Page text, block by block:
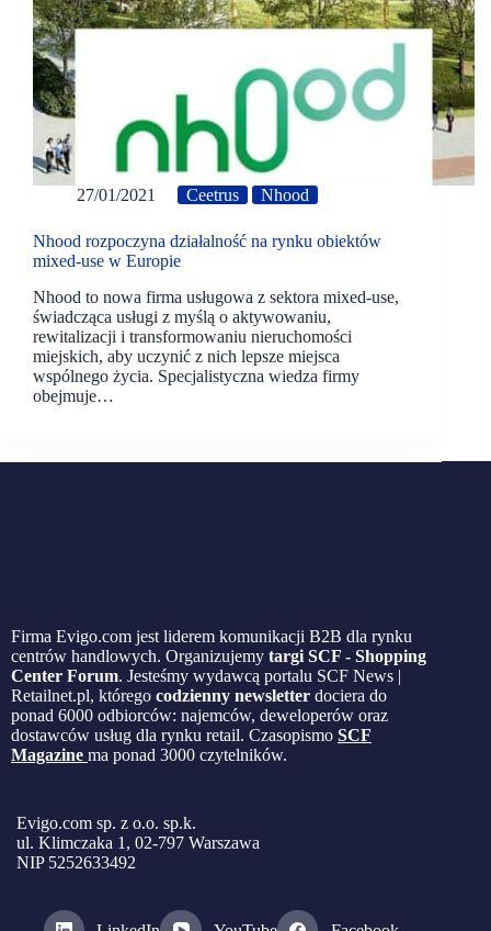
27/01/2021 Ceetrus Nhood
Nhood rozpoczyna działalność na rynku obiektów
mixed-use w Europie
Nhood to nowa firma usługowa z sektora mixed-use,
świadcząca usługi z myślą o aktywowaniu,
rewitalizacji i transformowaniu nieruchomości
miejskich, aby uczynić z nich lepsze miejsca
wspólnego życia. Specjalistyczna wiedza firmy
obejmuje…
Firma Evigo.com jest liderem komunikacji B2B dla rynku
centrów handlowych. Organizujemy targi SCF - Shopping
Center Forum. Jesteśmy wydawcą portalu SCF News |
Retailnet.pl, którego codzienny newsletter dociera do
ponad 6000 odbiorców: najemców, deweloperów oraz
dostawców usług dla rynku retail. Czasopismo SCF
Magazine ma ponad 3000 czytelników.
Evigo.com sp. z o.o. sp.k.
ul. Klimczaka 1, 02-797 Warszawa
NIP 5252633492